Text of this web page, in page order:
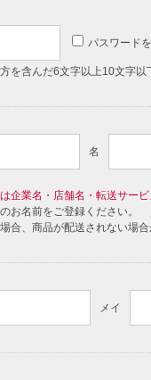
パスワード
を含んだ6文字以上10文字以
名
企業名・店舗名・転送サー
お名前をご登録ください。
合、商品が配送されない場合
メイ